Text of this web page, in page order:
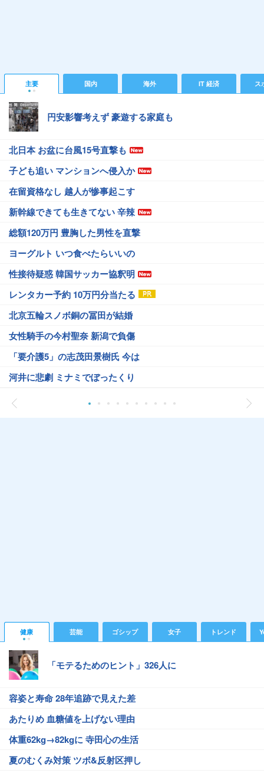
主要 国内 海外 IT 経済 ス
円安影響考えず 豪遊する家庭も
北日本 お盆に台風15号直撃も
子ども追い マンションへ侵入か
在留資格なし 越人が惨事起こす
新幹線できても生きてない 辛辣
総額120万円 豊胸した男性を直撃
ヨーグルト いつ食べたらいいの
性接待疑惑 韓国サッカー協釈明
レンタカー予約 10万円分当たる
北京五輪スノボ銅の冨田が結婚
女性騎手の今村聖奈 新潟で負傷
「要介護5」の志茂田景樹氏 今は
河井に悲劇 ミナミでぼったくり
健康 芸能 ゴシップ 女子 トレンド
「モテるためのヒント」326人に
容姿と寿命 28年追跡で見えた差
あたりめ 血糖値を上げない理由
体重62kg→82kgに 寺田心の生活
夏のむくみ対策 ツボ&反射区押し